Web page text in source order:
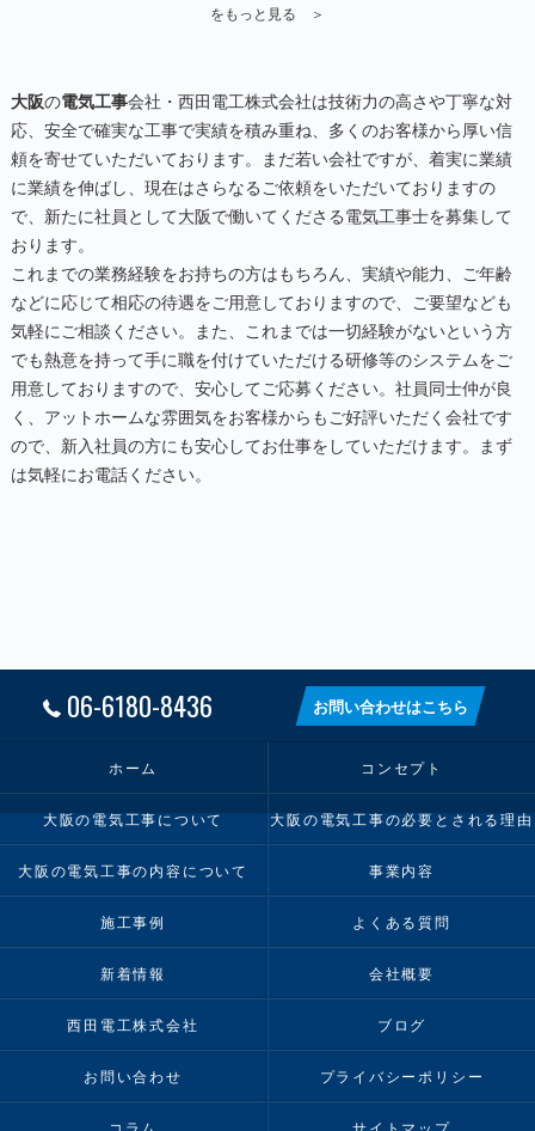
をもっと見る ＞
大阪の電気工事会社・西田電工株式会社は技術力の高さや丁寧な対
応、安全で確実な工事で実績を積み重ね、多くのお客様から厚い信
頼を寄せていただいております。まだ若い会社ですが、着実に業績
に業績を伸ばし、現在はさらなるご依頼をいただいておりますの
で、新たに社員として大阪で働いてくださる電気工事士を募集して
おります。
これまでの業務経験をお持ちの方はもちろん、実績や能力、ご年齢
などに応じて相応の待遇をご用意しておりますので、ご要望なども
気軽にご相談ください。また、これまでは一切経験がないという方
でも熱意を持って手に職を付けていただける研修等のシステムをご
用意しておりますので、安心してご応募ください。社員同士仲が良
く、アットホームな雰囲気をお客様からもご好評いただく会社です
ので、新入社員の方にも安心してお仕事をしていただけます。まず
は気軽にお電話ください。
06-6180-8436 お問い合わせはこちら
ホーム コンセプト
大阪の電気工事について 大阪の電気工事の必要とされる理由
大阪の電気工事の内容について 事業内容
施工事例 よくある質問
新着情報 会社概要
西田電工株式会社 ブログ
お問い合わせ プライバシーポリシー
コラム サイトマップ